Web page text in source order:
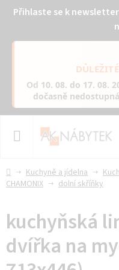
Přihlaste se k
Od 10. 08. do 17. 08.
dočasně nedostupná
DomůKuchyně a jídelna
CHAMONIX
dolní skříňky
kuchyňská
dvířka na